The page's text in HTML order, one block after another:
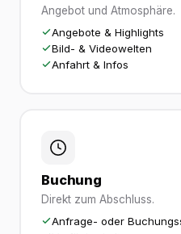
Angebot und Atmosphäre.
Angebote & Highlights
Bild- & Videowelten
Anfahrt & Infos
Buchung
Direkt zum Abschluss.
Anfrage- oder